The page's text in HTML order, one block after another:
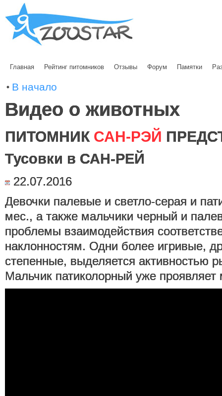
Главная Рейтинг питомников Отзывы Форум Памятки
В начало
Видео о животных
ПИТОМНИК САН-РЭЙ
Тусовки в САН-РЕЙ
22.07.2016
Девочки палевые и светло-серая и
мес., а также мальчики черный и
проблемы взаимодействия
наклонностям. Одни более игривые,
степенные, выделяется активностью
Мальчик патиколорный уже